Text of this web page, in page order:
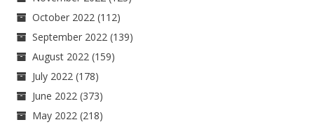
October 2022 (112)
September 2022 (139)
August 2022 (159)
July 2022 (178)
June 2022 (373)
May 2022 (218)